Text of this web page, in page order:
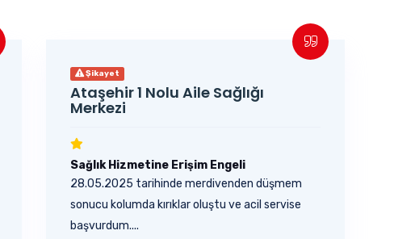
Şikayet
Ataşehir 1 Nolu Aile Sağlığı
Merkezi
Sağlık Hizmetine Erişim Engeli
28.05.2025 tarihinde merdivenden düşmem
sonucu kolumda kırıklar oluştu ve acil servise
başvurdum....